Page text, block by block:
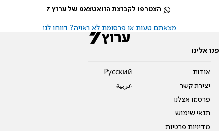
הצטרפו לקבוצת הוואטצאפ של ערוץ 7
מצאתם טעות או פרסומת לא ראויה? דווחו לנו
פנו אלינו
אודות
יצירת קשר
פרסמו אצלנו
תנאי שימוש
מדיניות פרטיות
Pусский
عربية